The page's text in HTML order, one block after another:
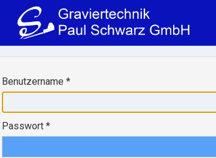
Benutzername *
Passwort *